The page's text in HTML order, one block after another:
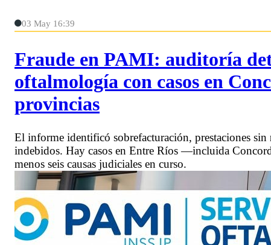
03 May 16:39
Fraude en PAMI: auditoría
oftalmología con casos en
provincias
El informe identificó sobrefacturación, prestaciones
indebidos. Hay casos en Entre Ríos —incluida
menos seis causas judiciales en curso.